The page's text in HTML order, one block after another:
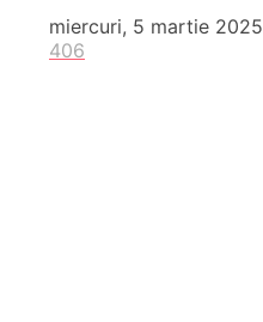
miercuri, 5 martie 2025
406